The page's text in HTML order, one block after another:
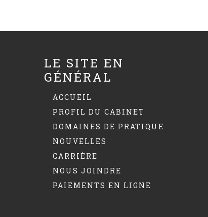
LE SITE EN
GÉNÉRAL
ACCUEIL
PROFIL DU CABINET
DOMAINES DE PRATIQUE
NOUVELLES
CARRIÈRE
NOUS JOINDRE
PAIEMENTS EN LIGNE